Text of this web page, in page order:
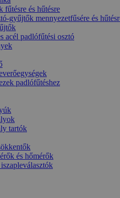
fűtésre és hűtésre
gyűjtők mennyezetfűsére és
acél padlófűtési osztó
padlófűtéshez
tartók
és hőmérők